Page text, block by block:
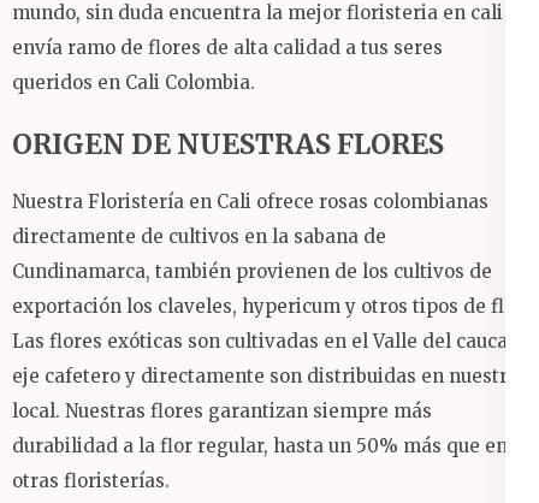
mundo, sin duda encuentra la mejor floristeria en cali y
envía ramo de flores de alta calidad a tus seres
queridos en Cali Colombia.
ORIGEN DE NUESTRAS FLORES
Nuestra Floristería en Cali ofrece rosas colombianas
directamente de cultivos en la sabana de
Cundinamarca, también provienen de los cultivos de
exportación los claveles, hypericum y otros tipos de flor.
Las flores exóticas son cultivadas en el Valle del cauca y
eje cafetero y directamente son distribuidas en nuestro
local. Nuestras flores garantizan siempre más
durabilidad a la flor regular, hasta un 50% más que en
otras floristerías.